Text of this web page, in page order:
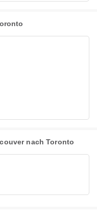
nach Toronto